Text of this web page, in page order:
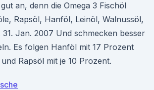
an, denn die Omega 3 Fischöl
Rapsöl, Hanföl, Leinöl, Walnussöl,
31. Jan. 2007 Und schmecken besser
Es folgen Hanföl mit 17 Prozent
Rapsöl mit je 10 Prozent.